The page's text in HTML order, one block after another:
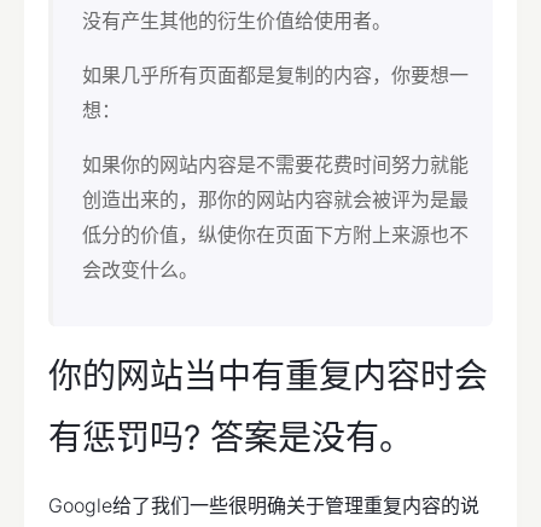
没有产生其他的衍生价值给使用者。
如果几乎所有页面都是复制的内容，你要想一
想：
如果你的网站内容是不需要花费时间努力就能
创造出来的，那你的网站内容就会被评为是最
低分的价值，纵使你在页面下方附上来源也不
会改变什么。
你的网站当中有重复内容时会
有惩罚吗? 答案是没有。
Google给了我们一些很明确关于管理重复内容的说